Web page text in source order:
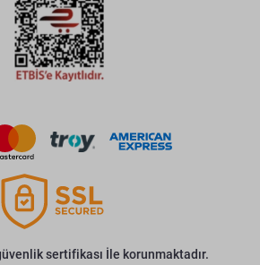
sertifikası İle korunmaktadır.